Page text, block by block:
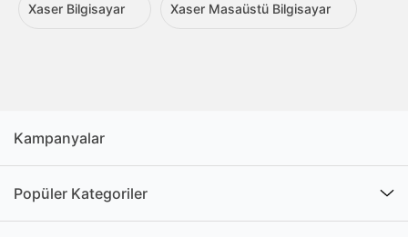
Xaser Bilgisayar Xaser Masaüstü Bilgisayar
Kampanyalar
Popüler Kategoriler